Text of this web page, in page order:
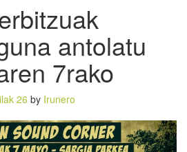
antolatu
7rako
26 by Irunero